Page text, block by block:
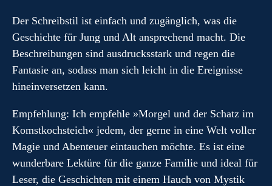
Der Schreibstil ist einfach und zugänglich, was die
Geschichte für Jung und Alt ansprechend macht. Die
Beschreibungen sind ausdrucksstark und regen die
Fantasie an, sodass man sich leicht in die Ereignisse
hineinversetzen kann.
Empfehlung: Ich empfehle »Morgel und der Schatz im
Komstkochsteich« jedem, der gerne in eine Welt voller
Magie und Abenteuer eintauchen möchte. Es ist eine
wunderbare Lektüre für die ganze Familie und ideal für
Leser, die Geschichten mit einem Hauch von Mystik